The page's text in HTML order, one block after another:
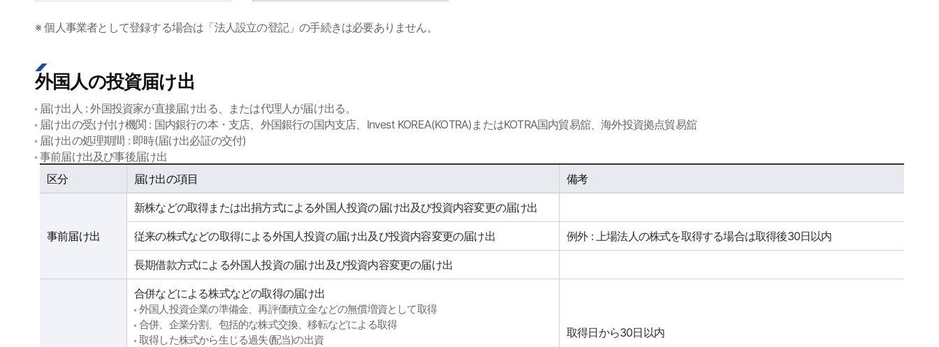
※ 個人事業者として登録する場合は「法人設立の登記」の手続きは必要ありません。
外国人の投資届け出
届け出人 : 外国投資家が直接届け出る、または代理人が届け出る。
届け出の受け付け機関 : 国内銀行の本・支店、外国銀行の国内支店、Invest KOREA(KOTRA)またはKOTRA国内貿易舘、海外投資拠点貿易舘
届け出の処理期間 : 即時(届け出必証の交付)
事前届け出及び事後届け出
사전신고 및 사후신고
区分
届け出の項目 備考
事前届け出
新株などの取得または出捐方式による外国人投資の届け出及び投資内容変更の届け出
従来の株式などの取得による外国人投資の届け出及び投資内容変更の届け出 例外 : 上場法人の株式を取得する場合は取得後30日以内
長期借款方式による外国人投資の届け出及び投資内容変更の届け出
合併などによる株式などの取得の届け出
外国人投資企業の準備金、再評価積立金などの無償増資として取得
合併、企業分割、包括的な株式交換、移転などによる取得
取得した株式から生じる過失(配当)の出資
取得日から30日以内